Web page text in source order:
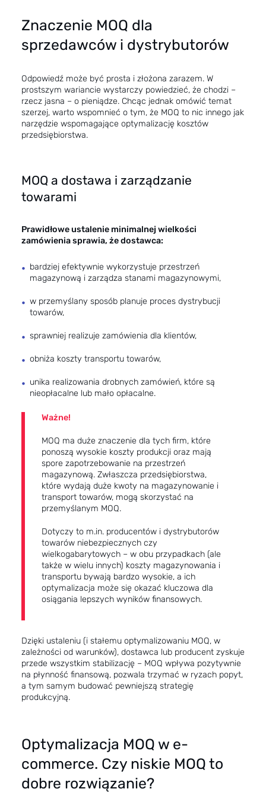
Znaczenie MOQ dla
sprzedawców i dystrybutorów
Odpowiedź może być prosta i złożona zarazem. W
prostszym wariancie wystarczy powiedzieć, że chodzi –
rzecz jasna – o pieniądze. Chcąc jednak omówić temat
szerzej, warto wspomnieć o tym, że MOQ to nic innego jak
narzędzie wspomagające optymalizację kosztów
przedsiębiorstwa.
MOQ a dostawa i zarządzanie
towarami
Prawidłowe ustalenie minimalnej wielkości
zamówienia sprawia, że dostawca:
bardziej efektywnie wykorzystuje przestrzeń
magazynową i zarządza stanami magazynowymi,
w przemyślany sposób planuje proces dystrybucji
towarów,
sprawniej realizuje zamówienia dla klientów,
obniża koszty transportu towarów,
unika realizowania drobnych zamówień, które są
nieopłacalne lub mało opłacalne.
Ważne!
MOQ ma duże znaczenie dla tych firm, które
ponoszą wysokie koszty produkcji oraz mają
spore zapotrzebowanie na przestrzeń
magazynową. Zwłaszcza przedsiębiorstwa,
które wydają duże kwoty na magazynowanie i
transport towarów, mogą skorzystać na
przemyślanym MOQ.
Dotyczy to m.in. producentów i dystrybutorów
towarów niebezpiecznych czy
wielkogabarytowych – w obu przypadkach (ale
także w wielu innych) koszty magazynowania i
transportu bywają bardzo wysokie, a ich
optymalizacja może się okazać kluczowa dla
osiągania lepszych wyników finansowych.
Dzięki ustaleniu (i stałemu optymalizowaniu MOQ, w
zależności od warunków), dostawca lub producent zyskuje
przede wszystkim stabilizację – MOQ wpływa pozytywnie
na płynność finansową, pozwala trzymać w ryzach popyt,
a tym samym budować pewniejszą strategię
produkcyjną.
Optymalizacja MOQ w e-
commerce. Czy niskie MOQ to
dobre rozwiązanie?